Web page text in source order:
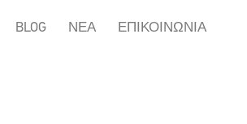
BLOG ΝΕΑ ΕΠΙΚΟΙΝΩΝΙΑ